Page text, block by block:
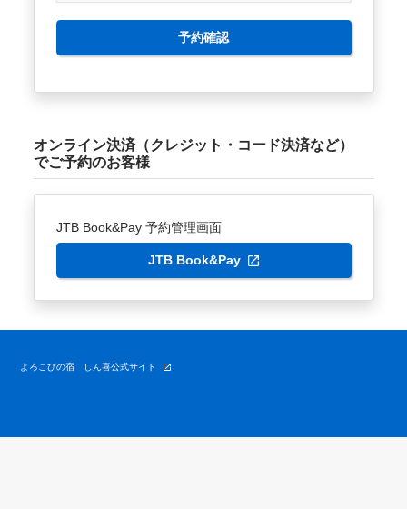
予約確認
オンライン決済（クレジット・コード決済など）
でご予約のお客様
JTB Book&Pay 予約管理画面
JTB Book&Pay
よろこびの宿 しん喜公式サイト